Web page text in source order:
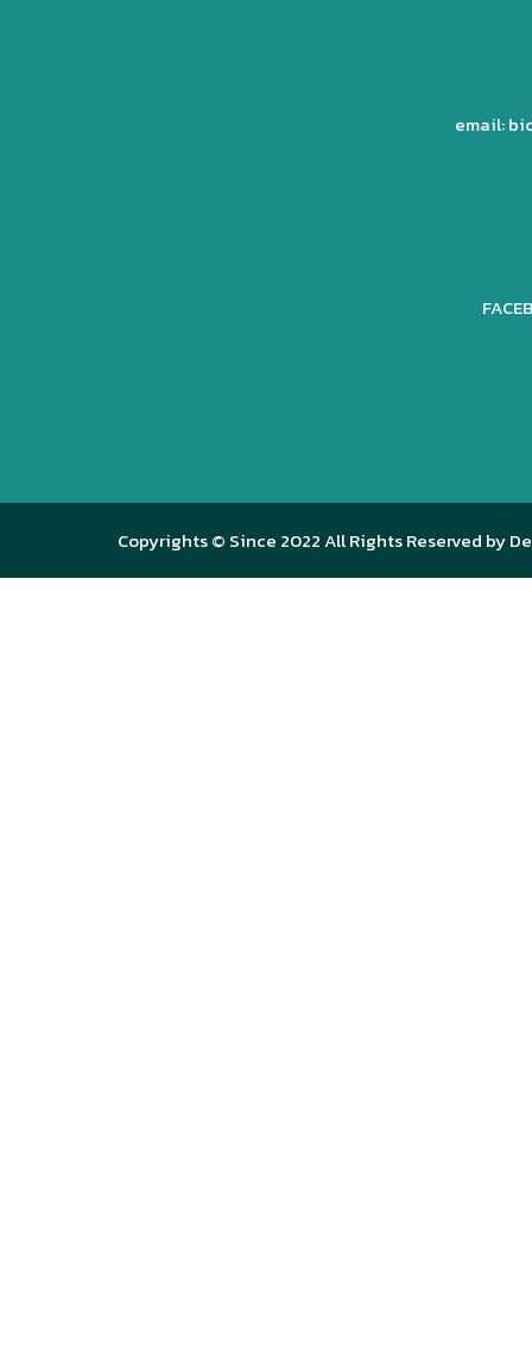
email:
Copyrights © Since 2022 All Rights Reserved by